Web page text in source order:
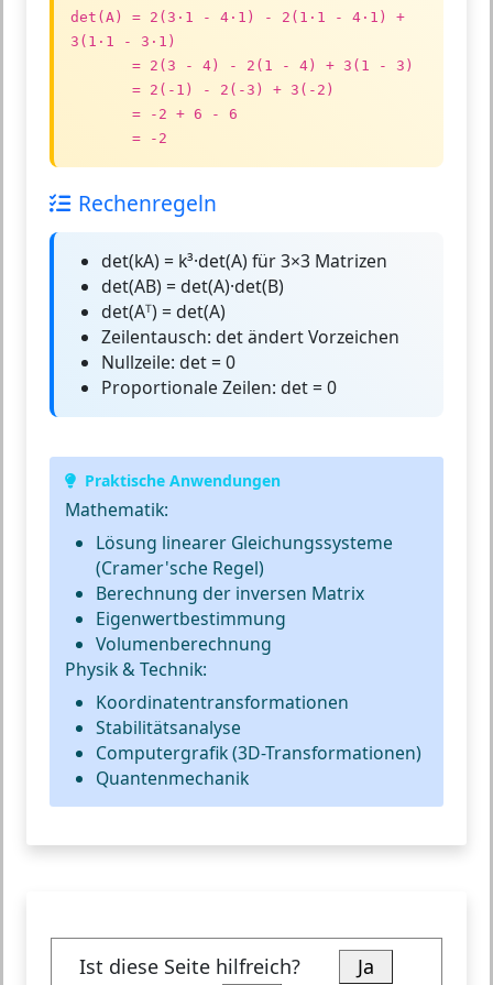
det(A) = 2(3·1 - 4·1) - 2(1·1 - 4·1) +
3(1·1 - 3·1)
= 2(3 - 4) - 2(1 - 4) + 3(1 - 3)
= 2(-1) - 2(-3) + 3(-2)
= -2 + 6 - 6
= -2
Rechenregeln
det(kA) = k³·det(A) für 3×3 Matrizen
det(AB) = det(A)·det(B)
det(Aᵀ) = det(A)
Zeilentausch: det ändert Vorzeichen
Nullzeile: det = 0
Proportionale Zeilen: det = 0
Praktische Anwendungen
Mathematik:
Lösung linearer Gleichungssysteme
(Cramer'sche Regel)
Berechnung der inversen Matrix
Eigenwertbestimmung
Volumenberechnung
Physik & Technik:
Koordinatentransformationen
Stabilitätsanalyse
Computergrafik (3D-Transformationen)
Quantenmechanik
Ist diese Seite hilfreich?
Ja